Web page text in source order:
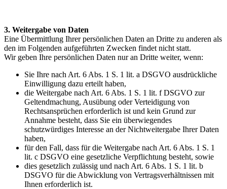
3. Weitergabe von Daten
Eine Übermittlung Ihrer persönlichen Daten an Dritte zu anderen als
den im Folgenden aufgeführten Zwecken findet nicht statt.
Wir geben Ihre persönlichen Daten nur an Dritte weiter, wenn:
Sie Ihre nach Art. 6 Abs. 1 S. 1 lit. a DSGVO ausdrückliche
Einwilligung dazu erteilt haben,
die Weitergabe nach Art. 6 Abs. 1 S. 1 lit. f DSGVO zur
Geltendmachung, Ausübung oder Verteidigung von
Rechtsansprüchen erforderlich ist und kein Grund zur
Annahme besteht, dass Sie ein überwiegendes
schutzwürdiges Interesse an der Nichtweitergabe Ihrer Daten
haben,
für den Fall, dass für die Weitergabe nach Art. 6 Abs. 1 S. 1
lit. c DSGVO eine gesetzliche Verpflichtung besteht, sowie
dies gesetzlich zulässig und nach Art. 6 Abs. 1 S. 1 lit. b
DSGVO für die Abwicklung von Vertragsverhältnissen mit
Ihnen erforderlich ist.